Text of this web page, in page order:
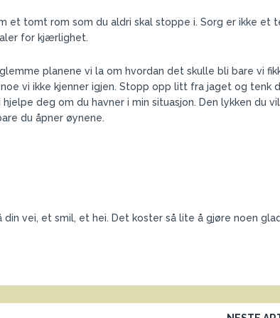
et tomt rom som du aldri skal stoppe i. Sorg er ikke et
for kjærlighet.
planene vi la om hvordan det skulle bli bare vi
vi ikke kjenner igjen. Stopp opp litt fra jaget og tenk
deg om du havner i min situasjon. Den lykken du
du åpner øynene.
vei, et smil, et hei. Det koster så lite å gjøre noen